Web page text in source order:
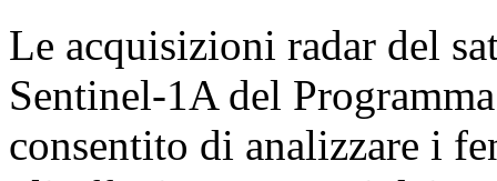
Le acquisizioni radar del
Sentinel-1A del
consentito di analizzare i